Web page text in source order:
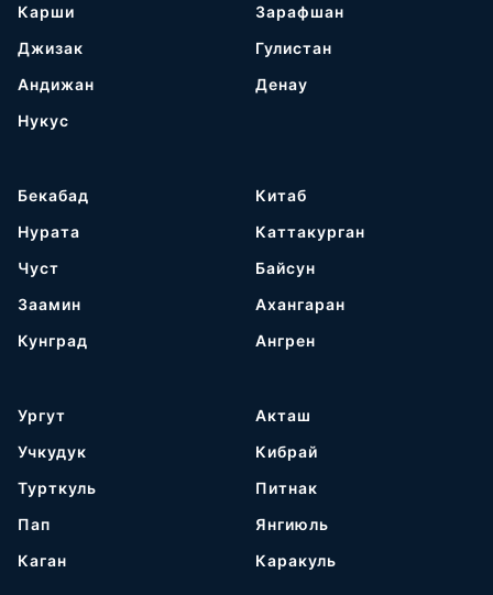
Карши
Джизак
Андижан
Нукус
Зарафшан
Гулистан
Денау
Бекабад
Нурата
Чуст
Заамин
Кунград
Китаб
Каттакурган
Байсун
Ахангаран
Ангрен
Ургут
Учкудук
Турткуль
Пап
Каган
Акташ
Кибрай
Питнак
Янгиюль
Каракуль